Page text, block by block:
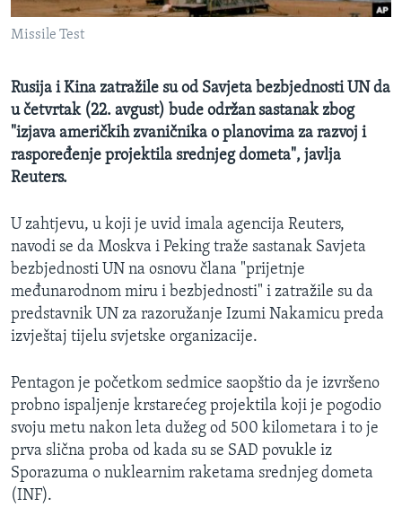
PRATITE NAS
Jezici
Missile Test
Rusija i Kina zatražile su od Savjeta bezbjednosti UN da
u četvrtak (22. avgust) bude održan sastanak zbog
"izjava američkih zvaničnika o planovima za razvoj i
raspoređenje projektila srednjeg dometa", javlja
Reuters.
U zahtjevu, u koji je uvid imala agencija Reuters,
navodi se da Moskva i Peking traže sastanak Savjeta
bezbjednosti UN na osnovu člana "prijetnje
međunarodnom miru i bezbjednosti" i zatražile su da
predstavnik UN za razoružanje Izumi Nakamicu preda
izvještaj tijelu svjetske organizacije.
Pentagon je početkom sedmice saopštio da je izvršeno
probno ispaljenje krstarećeg projektila koji je pogodio
svoju metu nakon leta dužeg od 500 kilometara i to je
prva slična proba od kada su se SAD povukle iz
Sporazuma o nuklearnim raketama srednjeg dometa
(INF).